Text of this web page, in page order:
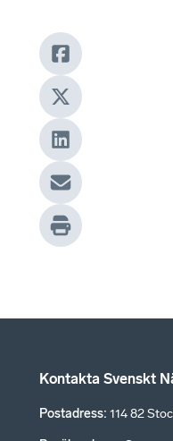
Kontakta Svenskt
Postadress: 114 82